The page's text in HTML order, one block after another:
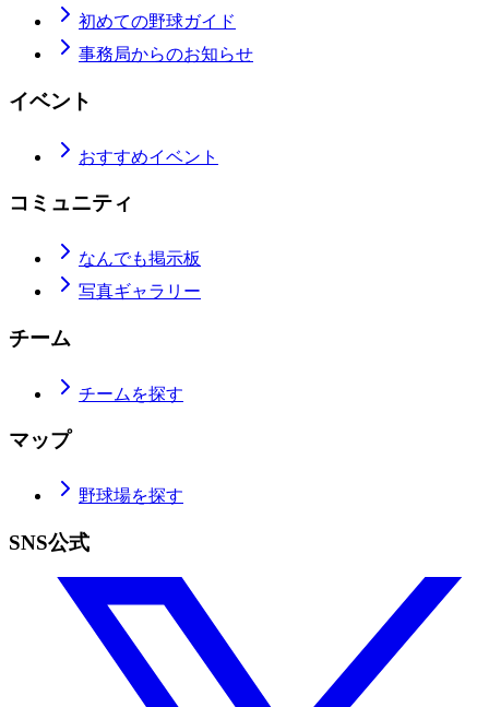
初めての野球ガイド
事務局からのお知らせ
イベント
おすすめイベント
コミュニティ
なんでも掲示板
写真ギャラリー
チーム
チームを探す
マップ
野球場を探す
SNS公式